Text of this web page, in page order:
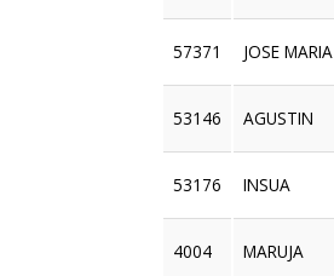
57371 JOSE MARIA
53146 AGUSTIN
53176 INSUA
4004 MARUJA